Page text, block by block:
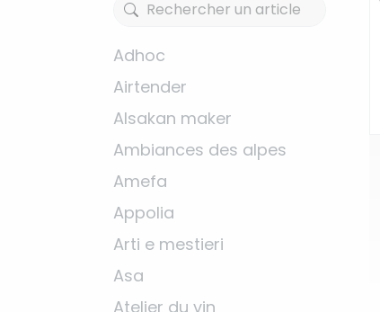
Adhoc
Airtender
Alsakan maker
Ambiances des alpes
Amefa
Appolia
Arti e mestieri
Asa
Atelier du vin